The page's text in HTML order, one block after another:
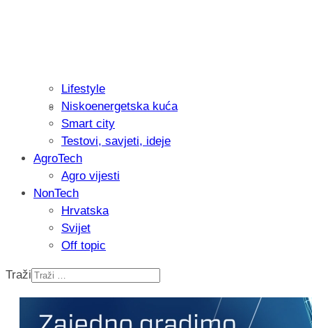
Isprobali smo: Thermostar
Recenzija: Einhell Professional CP-
nikada prije
Lifestyle
Niskoenergetska kuća
Smart city
Testovi, savjeti, ideje
AgroTech
Agro vijesti
NonTech
Hrvatska
Svijet
Off topic
Traži